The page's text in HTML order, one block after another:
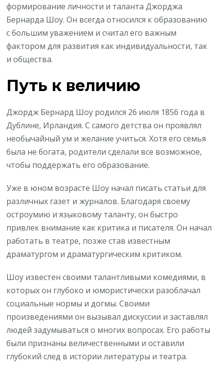
формирование личности и таланта Джорджа
Бернарда Шоу. Он всегда относился к образованию
с большим уважением и считал его важным
фактором для развития как индивидуальности, так
и общества.
Путь к величию
Джордж Бернард Шоу родился 26 июля 1856 года в
Дублине, Ирландия. С самого детства он проявлял
необычайный ум и желание учиться. Хотя его семья
была не богата, родители сделали все возможное,
чтобы поддержать его образование.
Уже в юном возрасте Шоу начал писать статьи для
различных газет и журналов. Благодаря своему
остроумию и языковому таланту, он быстро
привлек внимание как критика и писателя. Он начал
работать в театре, позже став известным
драматургом и драматургическим критиком.
Шоу известен своими талантливыми комедиями, в
которых он глубоко и юмористически разоблачал
социальные нормы и догмы. Своими
произведениями он вызывал дискуссии и заставлял
людей задумываться о многих вопросах. Его работы
были признаны величественными и оставили
глубокий след в истории литературы и театра.